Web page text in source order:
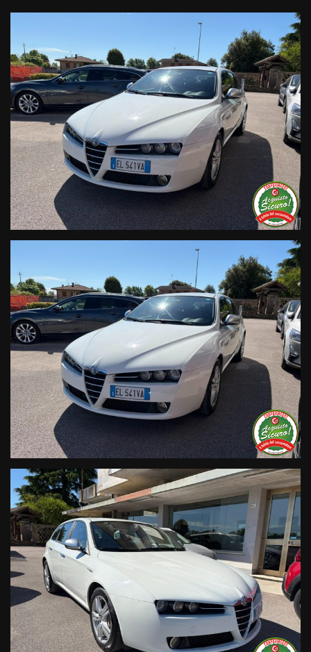
individuali/società);
• Polizze Kasko fino a 60 mesi di durata con estensione “valore
a nuovo”;
• Garanzia legale di Conformità prevista obbligatoriamente
dal Codice del Consumo;
• Garanzia estendibile fino a 60 mesi.
Segui Automobili Vendramini
e leggi le recensioni che
descrivono l’esperienza dei nostri clienti:
• Sul nostro sito ufficiale www.automobilivendramini.it dove
potrai trovare l’intero parco auto aggiornato, maggiori foto e
info per ogni singola vettura, i nostri servizi e la nostra storia.
• Sulla nostra pagina Facebook
• Sulla nostra pagina Instagram
• Sul nostro profilo Google Business
al lunedì al venerdi 08:3012:00 –
14:30/19:30 Sabato 8:30 12:30 14.30 18.30
Trasparenza:
• Si precisa che le informazioni contenute negli annunci
online e nel proprio sito web sono state compilate con cura
affinché siano il più complete e precise; tuttavia possono
contenere errori e omissioni. Si declina ogni responsabilità
per eventuali involontarie incongruenze che non
rappresentano un impegno contrattuale.